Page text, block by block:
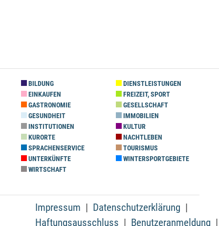
BILDUNG
DIENSTLEISTUNGEN
EINKAUFEN
FREIZEIT, SPORT
GASTRONOMIE
GESELLSCHAFT
GESUNDHEIT
IMMOBILIEN
INSTITUTIONEN
KULTUR
KURORTE
NACHTLEBEN
SPRACHENSERVICE
TOURISMUS
UNTERKÜNFTE
WINTERSPORTGEBIETE
WIRTSCHAFT
Impressum
Datenschutzerklärung
Haftungsausschluss
Benutzeranmeldung